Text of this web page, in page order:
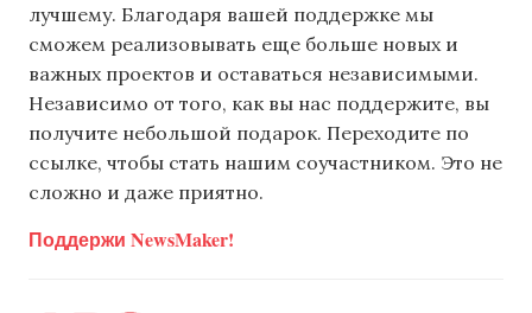
лучшему. Благодаря вашей поддержке мы
сможем реализовывать еще больше новых и
важных проектов и оставаться независимыми.
Независимо от того, как вы нас поддержите, вы
получите небольшой подарок. Переходите по
ссылке, чтобы стать нашим соучастником. Это не
сложно и даже приятно.
Поддержи NewsMaker!